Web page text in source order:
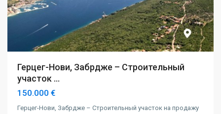
Герцег-Нови, Забрдже – Строительный
участок ...
150.000 €
Герцег-Нови, Забрдже – Строительный участок на продажу